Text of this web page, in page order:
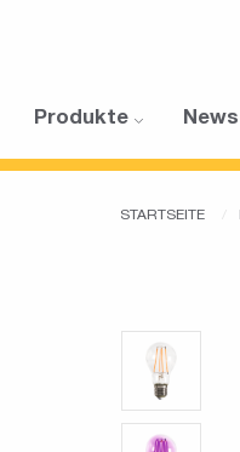
Produkte News
STARTSEITE